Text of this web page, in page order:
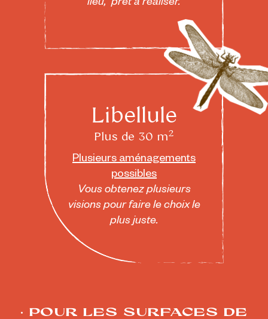
lieu, prêt à réaliser.
Libellule
Plus de 30 m2
Plusieurs aménagements
possibles
Vous obtenez plusieurs
visions pour faire le choix le
plus juste.
POUR LES SURFACES DE